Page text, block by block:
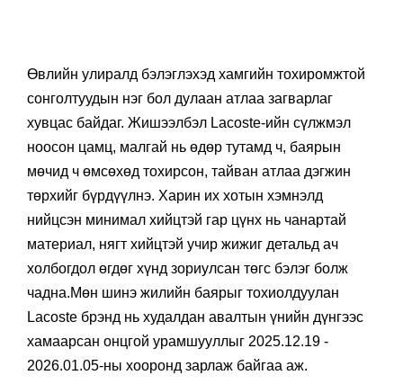
Өвлийн улиралд бэлэглэхэд хамгийн тохиромжтой
сонголтуудын нэг бол дулаан атлаа загварлаг
хувцас байдаг. Жишээлбэл Lacoste-ийн сүлжмэл
ноосон цамц, малгай нь өдөр тутамд ч, баярын
мөчид ч өмсөхөд тохирсон, тайван атлаа дэгжин
төрхийг бүрдүүлнэ. Харин их хотын хэмнэлд
нийцсэн минимал хийцтэй гар цүнх нь чанартай
материал, нягт хийцтэй учир жижиг детальд ач
холбогдол өгдөг хүнд зориулсан төгс бэлэг болж
чадна.Мөн шинэ жилийн баярыг тохиолдуулан
Lacoste брэнд нь худалдан авалтын үнийн дүнгээс
хамаарсан онцгой урамшууллыг 2025.12.19 -
2026.01.05-ны хооронд зарлаж байгаа аж.